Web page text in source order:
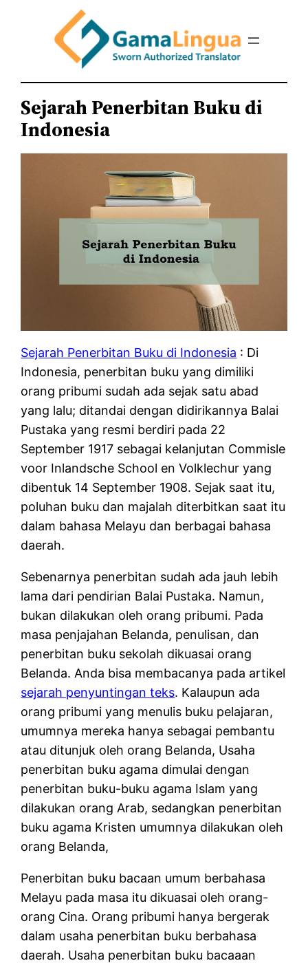
Sejarah Penerbitan Buku di
Indonesia
Sejarah Penerbitan Buku di Indonesia : Di
Indonesia, penerbitan buku yang dimiliki
orang pribumi sudah ada sejak satu abad
yang lalu; ditandai dengan didirikannya Balai
Pustaka yang resmi berdiri pada 22
September 1917 sebagai kelanjutan Commisle
voor Inlandsche School en Volklechur yang
dibentuk 14 September 1908. Sejak saat itu,
poluhan buku dan majalah diterbitkan saat itu
dalam bahasa Melayu dan berbagai bahasa
daerah.
Sebenarnya penerbitan sudah ada jauh lebih
lama dari pendirian Balai Pustaka. Namun,
bukan dilakukan oleh orang pribumi. Pada
masa penjajahan Belanda, penulisan, dan
penerbitan buku sekolah dikuasai orang
Belanda. Anda bisa membacanya pada artikel
sejarah penyuntingan teks. Kalaupun ada
orang pribumi yang menulis buku pelajaran,
umumnya mereka hanya sebagai pembantu
atau ditunjuk oleh orang Belanda, Usaha
penerbitan buku agama dimulai dengan
penerbitan buku-buku agama Islam yang
dilakukan orang Arab, sedangkan penerbitan
buku agama Kristen umumnya dilakukan oleh
orang Belanda,
Penerbitan buku bacaan umum berbahasa
Melayu pada masa itu dikuasai oleh orang-
orang Cina. Orang pribumi hanya bergerak
dalam usaha penerbitan buku berbahasa
daerah. Usaha penerbitan buku bacaaan